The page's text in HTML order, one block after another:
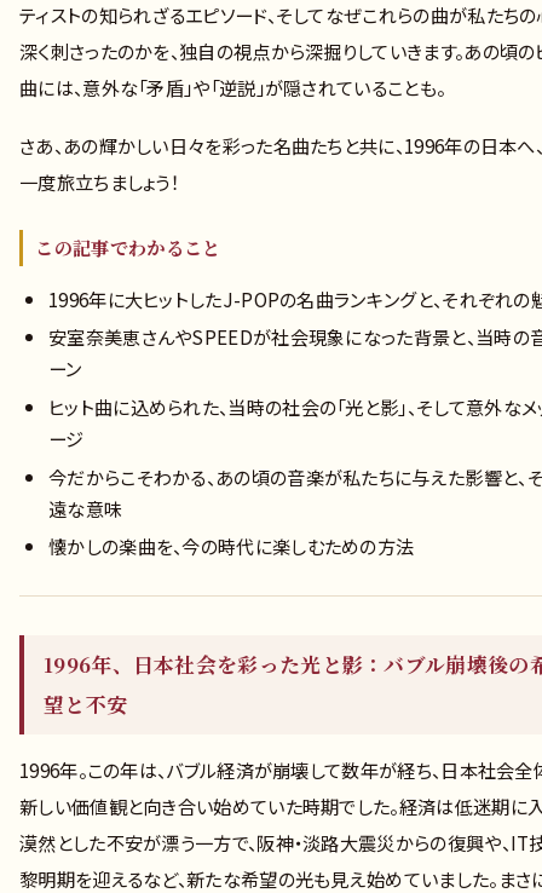
ティストの知られざるエピソード、そしてなぜこれらの曲が私たち
深く刺さったのかを、独自の視点から深掘りしていきます。あの頃の
曲には、意外な「矛盾」や「逆説」が隠されていることも。
さあ、あの輝かしい日々を彩った名曲たちと共に、1996年の日本へ
一度旅立ちましょう！
この記事でわかること
1996年に大ヒットしたJ-POPの名曲ランキングと、それぞれの
安室奈美恵さんやSPEEDが社会現象になった背景と、当時の
ーン
ヒット曲に込められた、当時の社会の「光と影」、そして意外な
ージ
今だからこそわかる、あの頃の音楽が私たちに与えた影響と、
遠な意味
懐かしの楽曲を、今の時代に楽しむための方法
1996年、日本社会を彩った光と影：バブル崩壊後の
望と不安
1996年。この年は、バブル経済が崩壊して数年が経ち、日本社会全
新しい価値観と向き合い始めていた時期でした。経済は低迷期に入
漠然とした不安が漂う一方で、阪神・淡路大震災からの復興や、IT
黎明期を迎えるなど、新たな希望の光も見え始めていました。まさ